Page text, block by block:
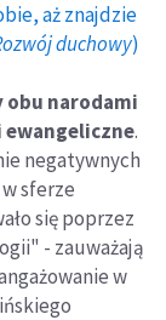
aż znajdzie
duchowy)
obu narodami
ewangeliczne.
negatywnych
sferze
się poprzez
- zauważają
w